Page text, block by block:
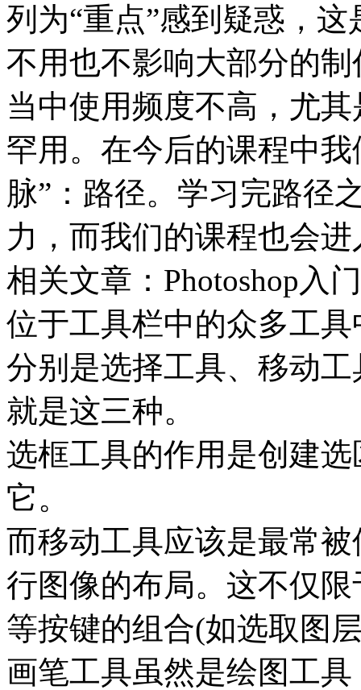
列为“重点”感到疑惑，
不用也不影响大部分的
当中使用频度不高，尤
罕用。在今后的课程中我
脉”：路径。学习完路径
力，而我们的课程也会
相关文章：Photoshop入
位于工具栏中的众多工
分别是选择工具、移动
就是这三种。
选框工具的作用是创建
它。
而移动工具应该是最常
行图像的布局。这不仅
等按键的组合(如选取图
画笔工具虽然是绘图工